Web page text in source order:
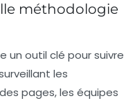
méthodologie
un outil clé pour suivre
les
pages, les équipes